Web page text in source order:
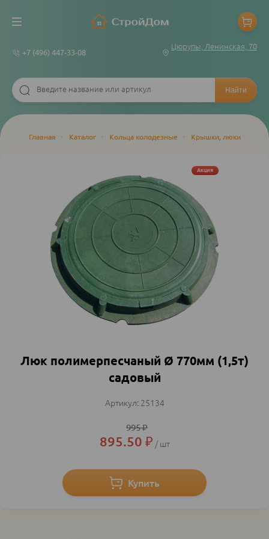
+7 (496) 447-33-08
Цюрупы, Ленинская, 70
Строка
Главная Каталог Кольца колодезные Крышки, люки
Акция
Люк полимерпесчаный Ø 770мм (1,5т)
садовый
25134
995₽
895.50 ₽ шт